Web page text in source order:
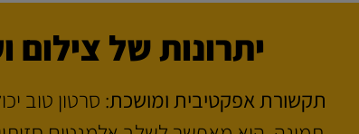
יתרונות של צילום
תקשורת אפקטיבית ומושכת: סרטון טוב